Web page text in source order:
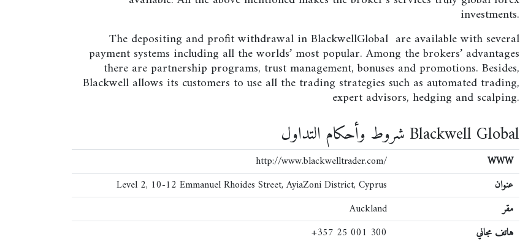
investments.
The depositing and profit withdrawal in BlackwellGlobal are available with several
payment systems including all the worlds’ most popular. Among the brokers’ advantages
there are partnership programs, trust management, bonuses and promotions. Besides,
Blackwell allows its customers to use all the trading strategies such as automated trading,
expert advisors, hedging and scalping.
شروط وأحكام التداول Blackwell Global
http://www.blackwelltrader.com/
WWW
Level 2, 10-12 Emmanuel Rhoides Street, AyiaZoni District, Cyprus
عنوان
Auckland
مقر
+357 25 001 300
هاتف مجاني